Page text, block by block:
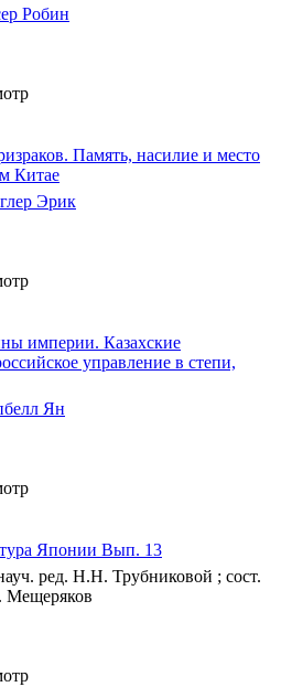
Робин
Память, насилие и место
Китае
Эрик
империи. Казахские
управление в степи,
Ян
Японии Вып. 13
ред. Н.Н. Трубниковой ; сост.
Мещеряков